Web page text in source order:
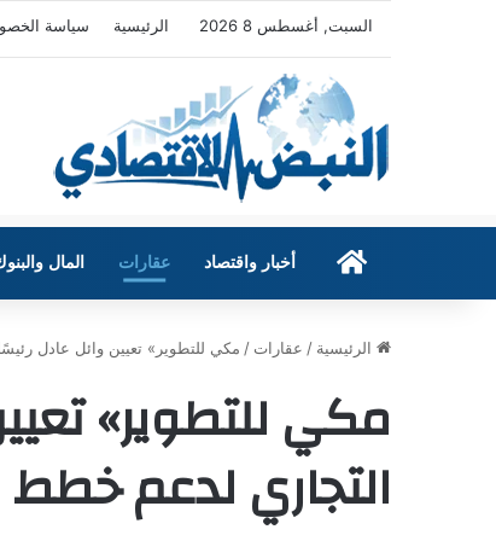
السبت, أغسطس 8 2026 الرئيسية سياسة
الرئيسيةأخبار واقتصاد عقارات المال
الرئيسية / عقارات / مكي للتطوير» تعيين وائل عادل
مكي للتطوير»
التجاري لدعم